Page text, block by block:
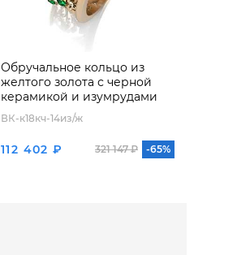
Обручальное кольцо из
желтого золота с черной
керамикой и изумрудами
ВК-к18кч-14из/ж
112 402 ₽ 321 147 ₽ -65%